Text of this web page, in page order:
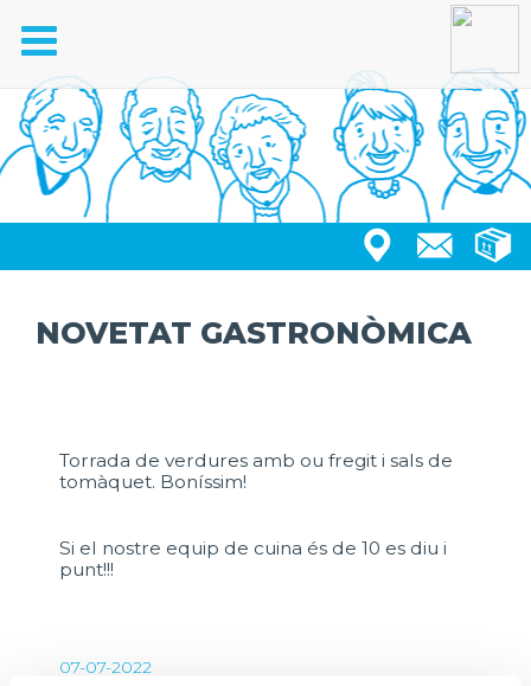
Toggle
navigation
NOVETAT GASTRONÒMICA
Torrada de verdures amb ou fregit i sals de
tomàquet. Boníssim!
Si el nostre equip de cuina és de 10 es diu i
punt!!!
07-07-2022